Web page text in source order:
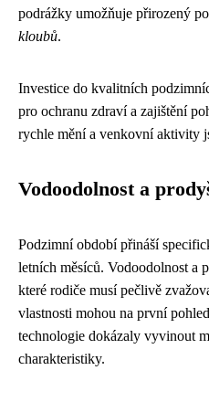
podrážky umožňuje přirozený
kloubů.
Investice do kvalitních
pro ochranu zdraví a zajištění
rychle mění a venkovní aktivity
Vodoodolnost a
Podzimní období přináší
letních měsíců. Vodoodolnost a
které rodiče musí pečlivě
vlastnosti mohou na první
technologie dokázaly vyvinout
charakteristiky.